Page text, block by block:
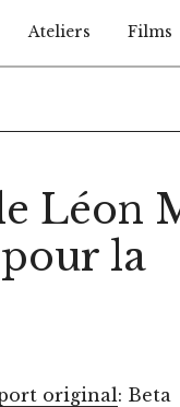
Ateliers Films
Léon
la
original: Beta